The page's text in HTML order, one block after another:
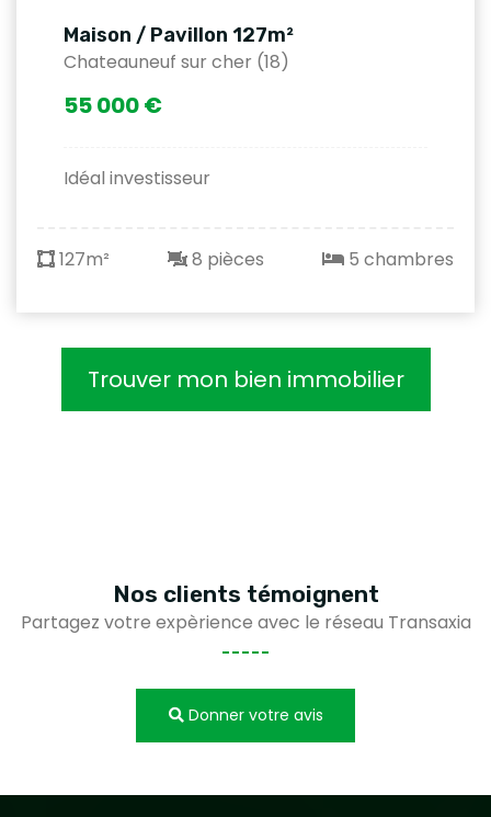
Maison / Pavillon 127m²
Chateauneuf sur cher (18)
55 000 €
Idéal investisseur
127m² 8 pièces 5 chambres
Trouver mon bien immobilier
Nos clients témoignent
Partagez votre expèrience avec le réseau Transaxia
Donner votre avis